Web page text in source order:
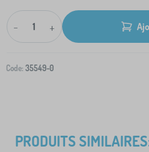
- +
Code: 35549-0
PRODUITS